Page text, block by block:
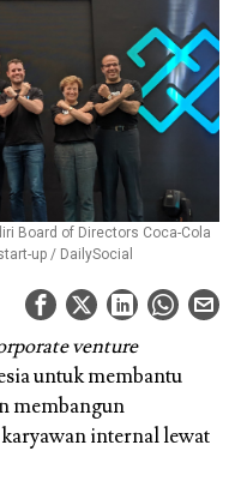
Board of Directors Coca-Cola
up / DailySocial
venture
untuk membantu
membangun
internal lewat